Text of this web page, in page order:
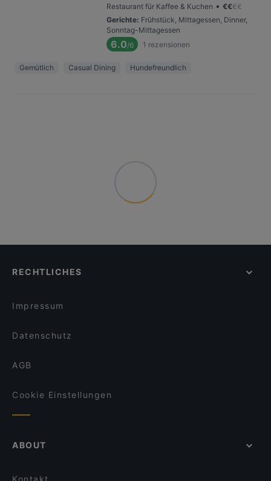
Restaurant für Kaffee & Kuchen • €€€€
Gerichte: Frühstück, Mittagessen, Dinner,
Sonntag-Mittagessen
6.0/6 1 rezensionen
Gemütlich Casual Dining Hundefreundlich
RECHTLICHES
Impressum
Datenschutz
AGB
Cookie Einstellungen
ABOUT
Kontakt